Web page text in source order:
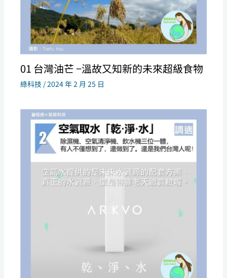
01 台灣油芒 −溫故又知新的未來超級食物
綠科技 /2024 年 2 月 25 日